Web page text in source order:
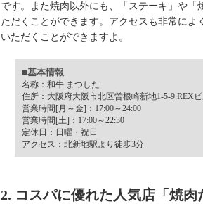
です。また焼肉以外にも、「ステーキ」や
ただくことができます。アクセスも非常に
いただくことができますよ。
■基本情報
名称：和牛 まつした
住所：大阪府大阪市北区曽根崎新地1-5-9 REX
営業時間[月～金]：17:00～24:00
営業時間[土]：17:00～22:30
定休日：日曜・祝日
アクセス：北新地駅より徒歩3分
2. コスパに優れた人気店「焼肉